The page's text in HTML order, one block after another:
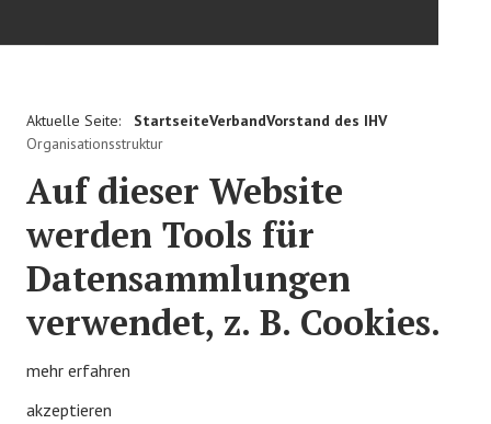
VERBAND
GESUNDHEIT
ZUCHT
AUSBILDUNG
RATGEBER
Aktuelle Seite: StartseiteVerbandVorstand des IHV
Organisationsstruktur
Auf dieser Website
werden Tools für
Datensammlungen
verwendet, z. B. Cookies.
mehr erfahren
akzeptieren